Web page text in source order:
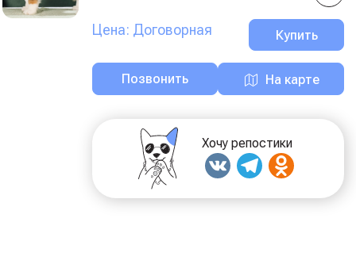
Цена: Договорная Купить
Позвонить На карте
Хочу репостики